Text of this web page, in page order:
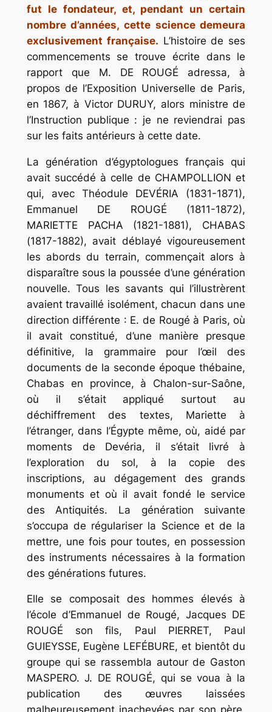
fut le fondateur, et, pendant un certain
nombre d’années, cette science demeura
exclusivement française. L’histoire de ses
commencements se trouve écrite dans le
rapport que M. DE ROUGÉ adressa, à
propos de l’Exposition Universelle de Paris,
en 1867, à Victor DURUY, alors ministre de
l’Instruction publique : je ne reviendrai pas
sur les faits antérieurs à cette date.
La génération d’égyptologues français qui
avait succédé à celle de CHAMPOLLION et
qui, avec Théodule DEVÉRIA (1831-1871),
Emmanuel DE ROUGÉ (1811-1872),
MARIETTE PACHA (1821-1881), CHABAS
(1817-1882), avait déblayé vigoureusement
les abords du terrain, commençait alors à
disparaître sous la poussée d’une génération
nouvelle. Tous les savants qui l’illustrèrent
avaient travaillé isolément, chacun dans une
direction différente : E. de Rougé à Paris, où
il avait constitué, d’une manière presque
définitive, la grammaire pour l’œil des
documents de la seconde époque thébaine,
Chabas en province, à Chalon-sur-Saône,
où il s’était appliqué surtout au
déchiffrement des textes, Mariette à
l’étranger, dans l’Égypte même, où, aidé par
moments de Devéria, il s’était livré à
l’exploration du sol, à la copie des
inscriptions, au dégagement des grands
monuments et où il avait fondé le service
des Antiquités. La génération suivante
s’occupa de régulariser la Science et de la
mettre, une fois pour toutes, en possession
des instruments nécessaires à la formation
des générations futures.
Elle se composait des hommes élevés à
l’école d’Emmanuel de Rougé, Jacques DE
ROUGÉ son fils, Paul PIERRET, Paul
GUIEYSSE, Eugène LEFÉBURE, et bientôt du
groupe qui se rassembla autour de Gaston
MASPERO. J. DE ROUGÉ, qui se voua à la
publication des œuvres laissées